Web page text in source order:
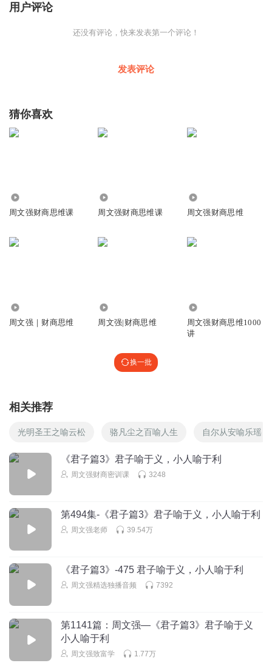
用户评论
还没有评论，快来发表第一个评论！
发表评论
猜你喜欢
周文强财商思维课 周文强财商思维课 周文强财商思维
周文强｜财商思维 周文强|财商思维
周文强财商思维1000
讲
换一批
相关推荐
光明圣王之喻云松 骆凡尘之百喻人生 自尔从安喻乐瑶
《君子篇3》君子喻于义，小人喻于利
周文强财商密训课 3248
第494集-《君子篇3》君子喻于义，小人喻于利
周文强老师 39.54万
《君子篇3》-475 君子喻于义，小人喻于利
周文强精选独播音频 7392
第1141篇：周文强—《君子篇3》君子喻于义
小人喻于利
周文强致富学 1.77万